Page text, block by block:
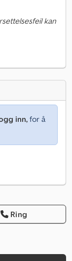
kan
inn, for å
Ring